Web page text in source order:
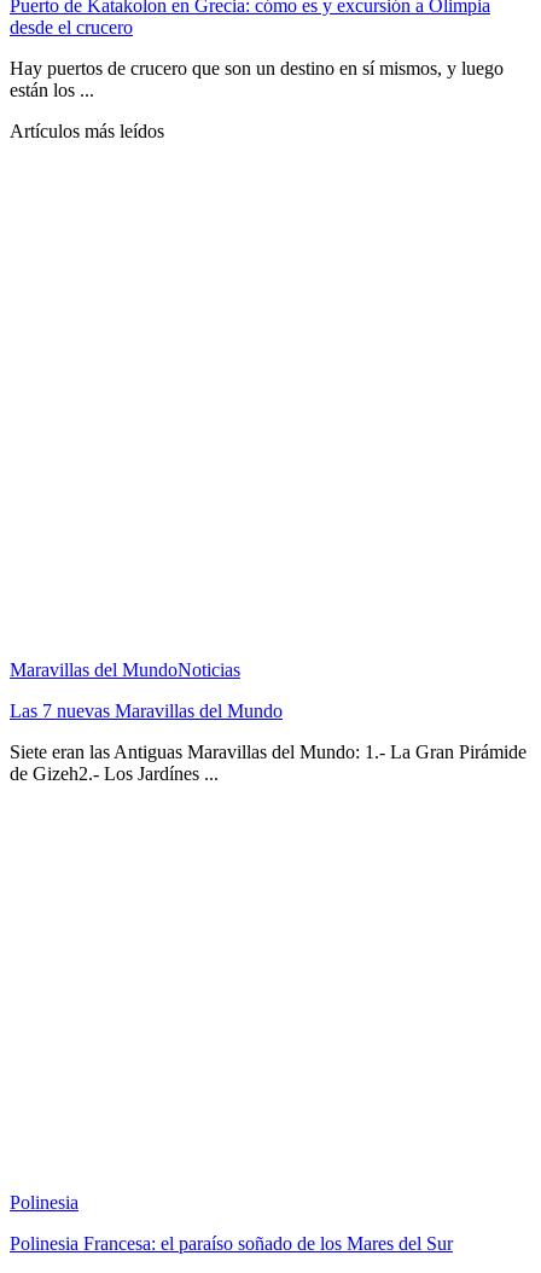
Puerto de Katakolon en Grecia: cómo es y excursión a Olimpia
desde el crucero
Hay puertos de crucero que son un destino en sí mismos, y luego
están los ...
Artículos más leídos
Maravillas del MundoNoticias
Las 7 nuevas Maravillas del Mundo
Siete eran las Antiguas Maravillas del Mundo: 1.- La Gran Pirámide
de Gizeh2.- Los Jardínes ...
Polinesia
Polinesia Francesa: el paraíso soñado de los Mares del Sur